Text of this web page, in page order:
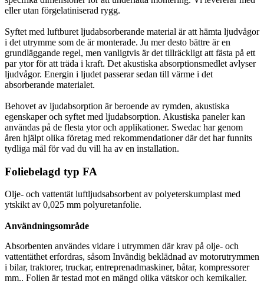
eller utan förgelatiniserad rygg.
Syftet med luftburet ljudabsorberande material är att hämta ljudvågor
i det utrymme som de är monterade. Ju mer desto bättre är en
grundläggande regel, men vanligtvis är det tillräckligt att fästa på ett
par ytor för att träda i kraft. Det akustiska absorptionsmedlet avlyser
ljudvågor. Energin i ljudet passerar sedan till värme i det
absorberande materialet.
Behovet av ljudabsorption är beroende av rymden, akustiska
egenskaper och syftet med ljudabsorption. Akustiska paneler kan
användas på de flesta ytor och applikationer. Swedac har genom
åren hjälpt olika företag med rekommendationer där det har funnits
tydliga mål för vad du vill ha av en installation.
Foliebelagd typ FA
Olje- och vattentät luftljudsabsorbent av polyeterskumplast med
ytskikt av 0,025 mm polyuretanfolie.
Användningsområde
Absorbenten användes vidare i utrymmen där krav på olje- och
vattentäthet erfordras, såsom Invändig beklädnad av motorutrymmen
i bilar, traktorer, truckar, entreprenadmaskiner, båtar, kompressorer
mm.. Folien är testad mot en mängd olika vätskor och kemikalier.